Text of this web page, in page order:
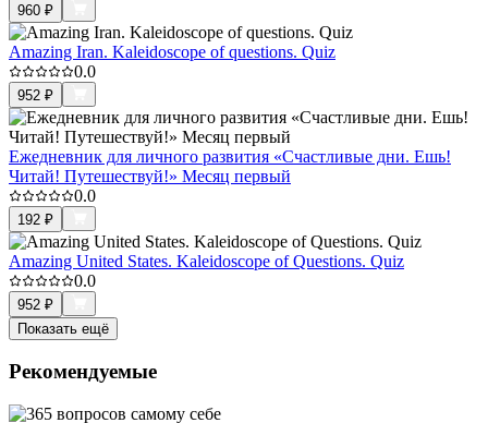
960 ₽
Amazing Iran. Kaleidoscope of questions. Quiz
0.0
952 ₽
Ежедневник для личного развития «Счастливые дни. Ешь!
Читай! Путешествуй!» Месяц первый
0.0
192 ₽
Amazing United States. Kaleidoscope of Questions. Quiz
0.0
952 ₽
Показать ещё
Рекомендуемые